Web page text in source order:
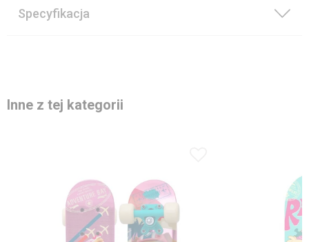
Specyfikacja
Inne z tej kategorii